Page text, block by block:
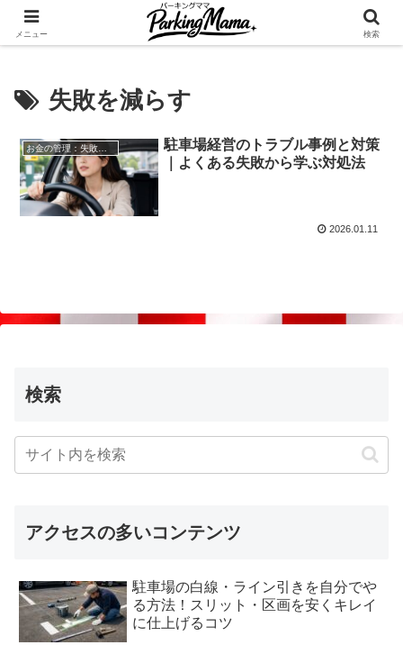
✨空き家・自宅の駐車場を貸してゆとりget🍵
失敗を減らす
お金の管理：失敗しない自宅駐車場貸し出し
駐車場経営のトラブル事例と対策
｜よくある失敗から学ぶ対処法
2026.01.11
検索
アクセスの多いコンテンツ
駐車場の白線・ライン引きを自分でや
る方法！スリット・区画を安くキレイ
に仕上げるコツ
メニュー 検索